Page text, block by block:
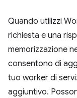
Quando utilizzi
richiesta e una
memorizzazione
consentono di
tuo worker di
aggiuntivo.